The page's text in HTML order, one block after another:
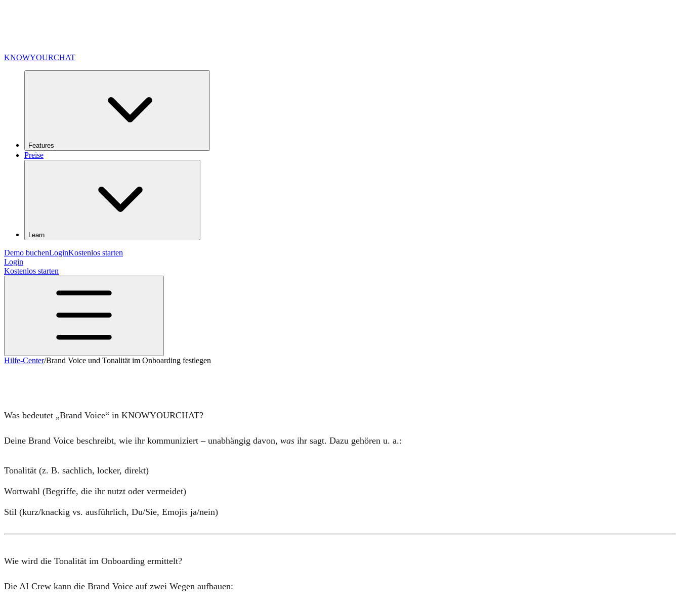
KNOWYOURCHAT
Features
Preise
Learn
Demo buchenLoginKostenlos starten
Login
Kostenlos starten
Hilfe-Center/Brand Voice und Tonalität im Onboarding festlegen
Was bedeutet „Brand Voice“ in KNOWYOURCHAT?
Deine Brand Voice beschreibt, wie ihr kommuniziert – unabhängig davon, was ihr sagt. Dazu gehören u. a.:
Tonalität (z. B. sachlich, locker, direkt)
Wortwahl (Begriffe, die ihr nutzt oder vermeidet)
Stil (kurz/knackig vs. ausführlich, Du/Sie, Emojis ja/nein)
Wie wird die Tonalität im Onboarding ermittelt?
Die AI Crew kann die Brand Voice auf zwei Wegen aufbauen: